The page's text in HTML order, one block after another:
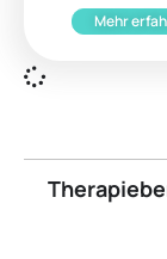
Mehr